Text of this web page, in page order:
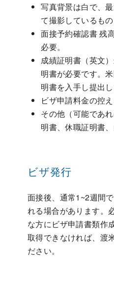
写真背景は白で、
て撮影しているも
面接予約確認書 残
必要。
成績証明書（英文
明書が必要です。
明書を入手し提出し
ビザ申請料金の控え
その他（可能であ
明書、休職証明書
ビザ発行
面接後、通常1~2週間
れる場合があります。
な方にビザ申請書類作
取得できなければ、渡
ださい。